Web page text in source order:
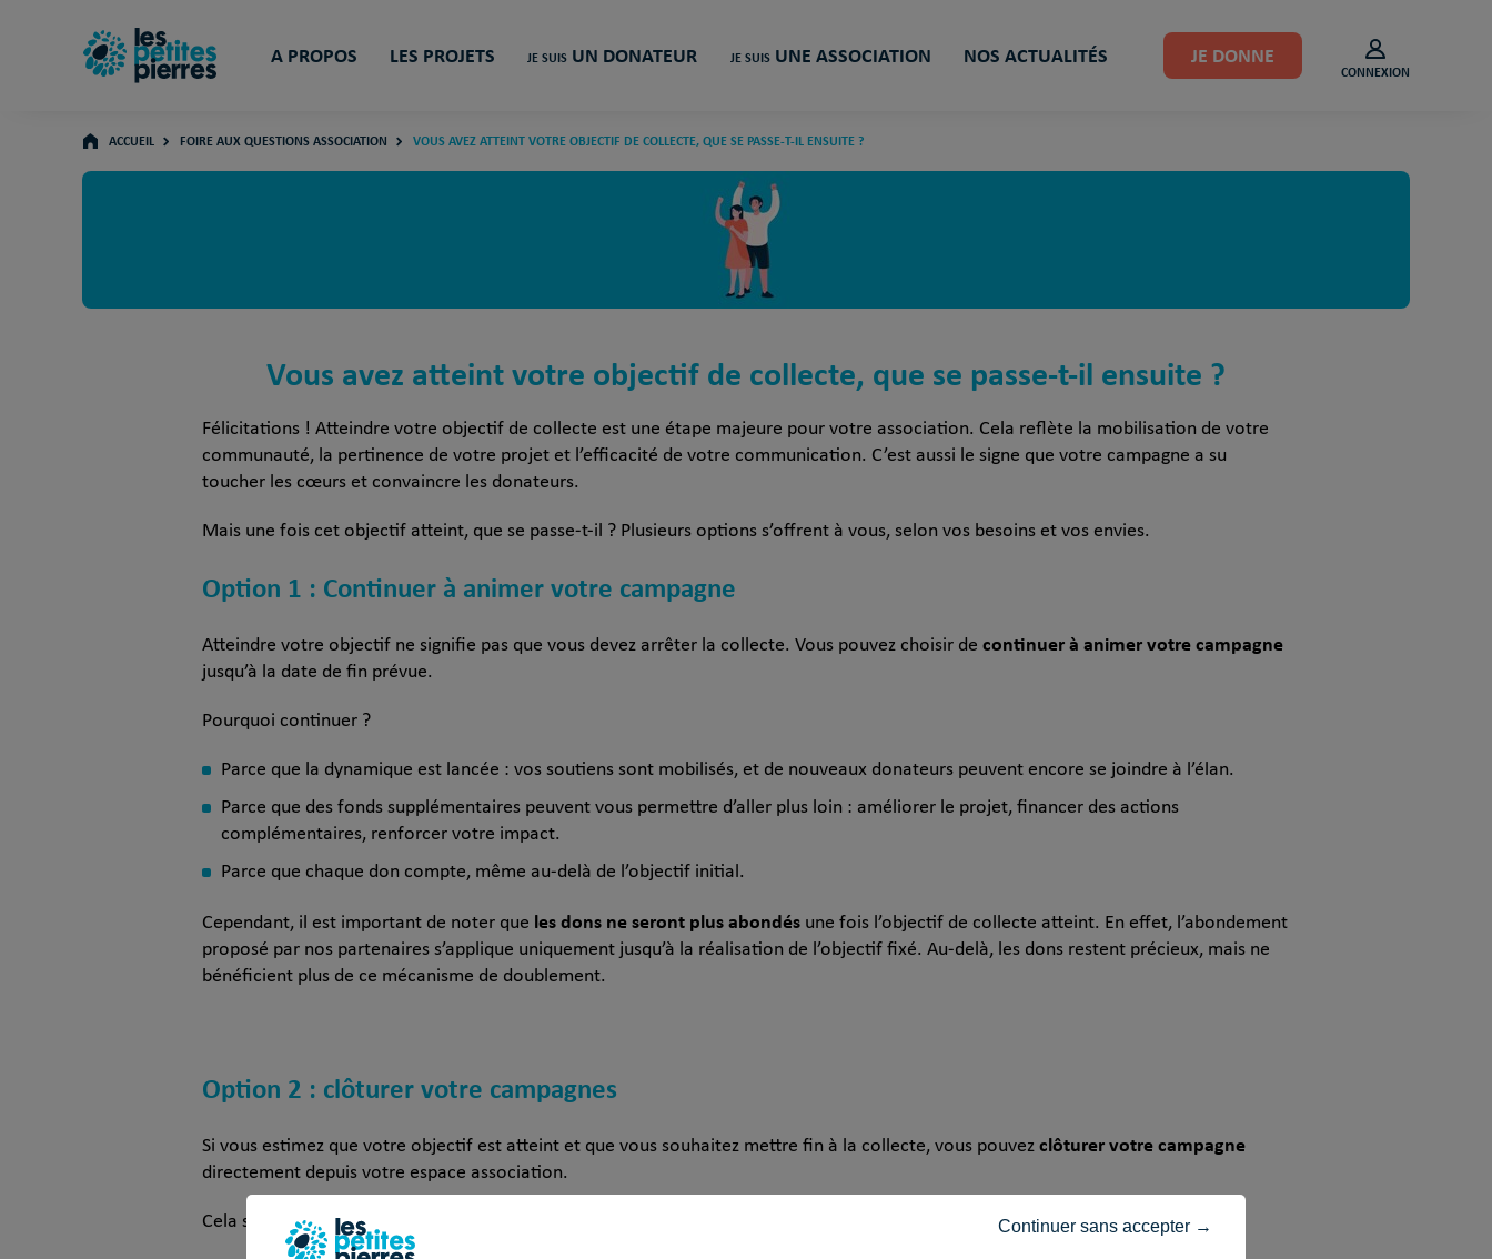
A PROPOS LES PROJETS JE SUIS UN DONATEUR JE SUIS UNE ASSOCIATION NOS ACTUALITÉS JE DONNE
CONNEXION
ACCUEIL FOIRE AUX QUESTIONS ASSOCIATION VOUS AVEZ ATTEINT VOTRE OBJECTIF DE COLLECTE, QUE SE PASSE-T-IL ENSUITE ?
Vous avez atteint votre objectif de collecte, que se passe-t-il ensuite ?
Félicitations ! Atteindre votre objectif de collecte est une étape majeure pour votre association. Cela reflète la mobilisation de votre
communauté, la pertinence de votre projet et l’efficacité de votre communication. C’est aussi le signe que votre campagne a su
toucher les cœurs et convaincre les donateurs.
Mais une fois cet objectif atteint, que se passe-t-il ? Plusieurs options s’offrent à vous, selon vos besoins et vos envies.
Option 1 : Continuer à animer votre campagne
Atteindre votre objectif ne signifie pas que vous devez arrêter la collecte. Vous pouvez choisir de continuer à animer votre campagne
jusqu’à la date de fin prévue.
Pourquoi continuer ?
Parce que la dynamique est lancée : vos soutiens sont mobilisés, et de nouveaux donateurs peuvent encore se joindre à l’élan.
Parce que des fonds supplémentaires peuvent vous permettre d’aller plus loin : améliorer le projet, financer des actions
complémentaires, renforcer votre impact.
Parce que chaque don compte, même au-delà de l’objectif initial.
Cependant, il est important de noter que les dons ne seront plus abondés une fois l’objectif de collecte atteint. En effet, l’abondement
proposé par nos partenaires s’applique uniquement jusqu’à la réalisation de l’objectif fixé. Au-delà, les dons restent précieux, mais ne
bénéficient plus de ce mécanisme de doublement.
Option 2 : clôturer votre campagnes
Si vous estimez que votre objectif est atteint et que vous souhaitez mettre fin à la collecte, vous pouvez clôturer votre campagne
directement depuis votre espace association.
Cela signifie que : Continuer sans accepter →